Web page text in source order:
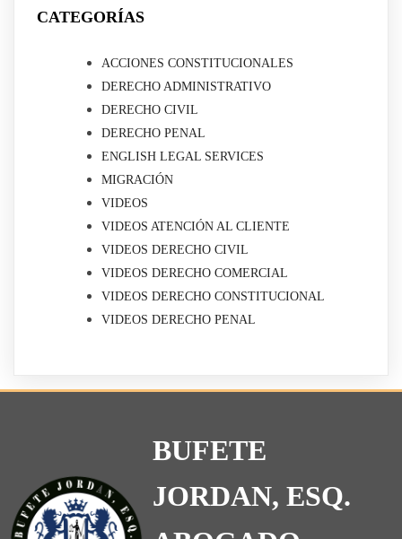
CATEGORÍAS
ACCIONES CONSTITUCIONALES
DERECHO ADMINISTRATIVO
DERECHO CIVIL
DERECHO PENAL
ENGLISH LEGAL SERVICES
MIGRACIÓN
VIDEOS
VIDEOS ATENCIÓN AL CLIENTE
VIDEOS DERECHO CIVIL
VIDEOS DERECHO COMERCIAL
VIDEOS DERECHO CONSTITUCIONAL
VIDEOS DERECHO PENAL
BUFETE
JORDAN, ESQ.